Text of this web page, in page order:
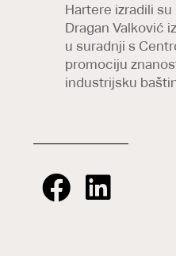
Hartere izradili
Dragan Valković
u suradnji s
promociju
industrijsku